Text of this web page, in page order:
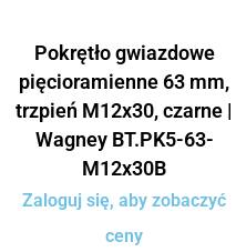
Pokrętło gwiazdowe
pięcioramienne 63 mm,
trzpień M12x30, czarne |
Wagney BT.PK5-63-
M12x30B
Zaloguj się, aby zobaczyć
ceny